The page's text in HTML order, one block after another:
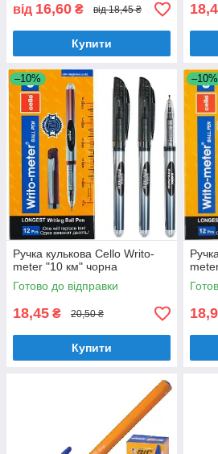
від 16,60 ₴ від 18,45 ₴
Купити
–10%
Ручка кулькова Cello Writo-
meter "10 км" чорна
Готово до відправки
18,45 ₴ 20,50 ₴
Купити
–10%